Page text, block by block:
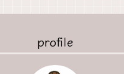
profile